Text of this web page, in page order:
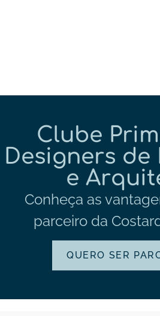
Clube
Designers
e
Conheça as
parceiro da
QUERO SER